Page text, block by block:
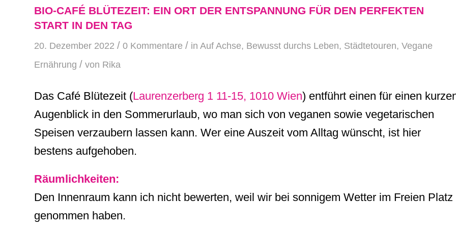
BIO-CAFÉ BLÜTEZEIT: EIN ORT DER ENTSPANNUNG FÜR DEN PERFEKTEN
START IN DEN TAG
20. Dezember 2022 / 0 Kommentare / in Auf Achse, Bewusst durchs Leben, Städtetouren, Vegane
Ernährung / von Rika
Das Café Blütezeit (Laurenzerberg 1 11-15, 1010 Wien) entführt einen für einen
Augenblick in den Sommerurlaub, wo man sich von veganen sowie vegetarischen
Speisen verzaubern lassen kann. Wer eine Auszeit vom Alltag wünscht, ist hier
bestens aufgehoben.
Räumlichkeiten:
Den Innenraum kann ich nicht bewerten, weil wir bei sonnigem Wetter im Freien Platz
genommen haben.